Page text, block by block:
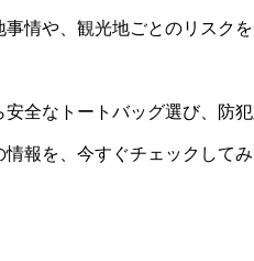
情や、観光地ごとのリスク
全なトートバッグ選び、防
報を、今すぐチェックしてみ